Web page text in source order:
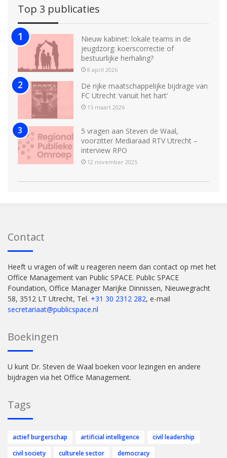
Top 3 publicaties
Nieuw kabinet: lokale teams in de
jeugdzorg: koerscorrectie of
bestuurlijke herhaling?
8 april 2026
De rijke maatschappelijke bijdrage van
FC Utrecht ‘vanuit het hart’
15 maart 2026
5 vragen aan Steven de Waal,
voorzitter Mediaraad RTV Utrecht –
interview RPO
12 november 2025
Contact
Heeft u vragen of wilt u reageren neem dan contact op met het
Office Management van Public SPACE. Public SPACE
Foundation, Office Manager Marijke Dinnissen, Nieuwegracht
58, 3512 LT Utrecht, Tel. +31 30 2312 282, e-mail
secretariaat@publicspace.nl
Boekingen
U kunt Dr. Steven de Waal boeken voor lezingen en andere
bijdragen via het Office Management.
Tags
actief burgerschap artificial intelligence
civil leadership
civil society
culturele sector
democracy